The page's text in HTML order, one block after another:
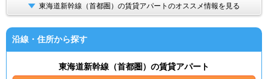
東海道新幹線（首都圏）の賃貸アパートのオススメ情報を見る
沿線・住所から探す
東海道新幹線（首都圏）の賃貸アパート